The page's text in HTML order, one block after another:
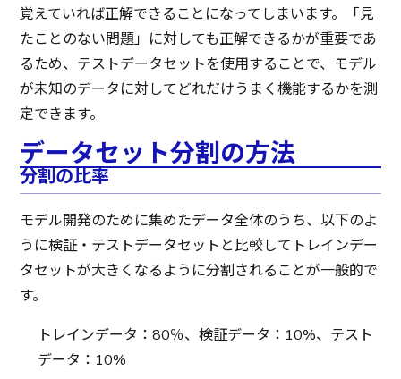
覚えていれば正解できることになってしまいます。「見
たことのない問題」に対しても正解できるかが重要であ
るため、テストデータセットを使用することで、モデル
が未知のデータに対してどれだけうまく機能するかを測
定できます。
データセット分割の方法
分割の比率
モデル開発のために集めたデータ全体のうち、以下のよ
うに検証・テストデータセットと比較してトレインデー
タセットが大きくなるように分割されることが一般的で
す。
トレインデータ：80％、検証データ：10%、テスト
データ：10%